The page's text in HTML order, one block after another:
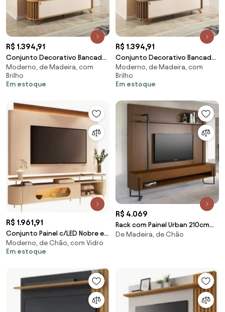
R$ 1.394,91
Conjunto Decorativo Bancada
e Painel Kirby TV até 70
Polegadas Cinamomo/Off
White G26 - Gran Belo
Moderno, de Madeira, com
Brilho
Em estoque
R$ 1.394,91
Conjunto Decorativo Bancada
e Painel Kirby TV até 70
Polegadas Castanho/Off
White G26 - Gran Belo
Moderno, de Madeira, com
Brilho
Em estoque
R$ 1.961,91
Conjunto Painel c/LED Nobre e
Bancada Ária TV até 85
Polegadas Off
Moderno, de Chão, com Vidro
Em estoque
R$ 4.069
Rack com Painel Urban 210cm
Madeira Maciça
De Madeira, de Chão